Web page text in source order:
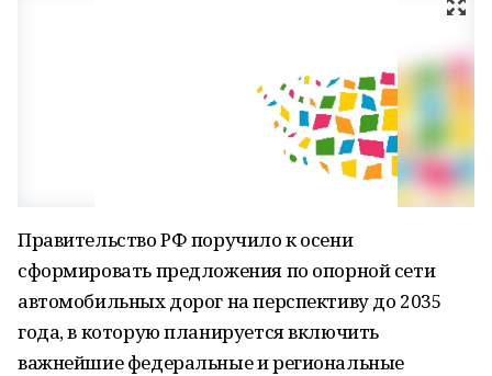
Правительство РФ поручило к осени
сформировать предложения по опорной сети
автомобильных дорог на перспективу до 2035
года, в которую планируется включить
важнейшие федеральные и региональные